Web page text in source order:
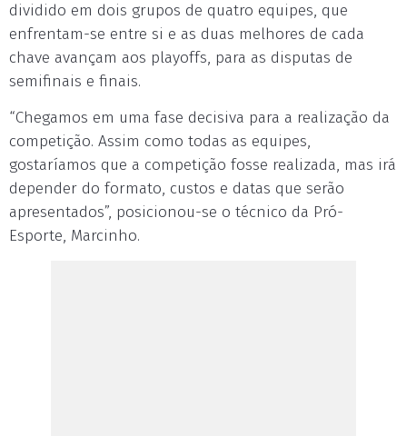
dividido em dois grupos de quatro equipes, que
enfrentam-se entre si e as duas melhores de cada
chave avançam aos playoffs, para as disputas de
semifinais e finais.
“Chegamos em uma fase decisiva para a realização da
competição. Assim como todas as equipes,
gostaríamos que a competição fosse realizada, mas irá
depender do formato, custos e datas que serão
apresentados”, posicionou-se o técnico da Pró-
Esporte, Marcinho.